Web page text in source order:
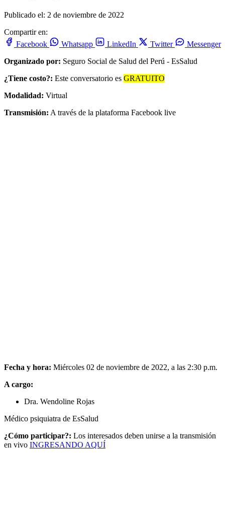
Publicado el: 2 de noviembre de 2022
Compartir en:
Facebook
Whatsapp LinkedIn Twitter
Messenger
Organizado por: Seguro Social de Salud del Perú - EsSalud
¿Tiene costo?: Este conversatorio es GRATUITO
Modalidad: Virtual
Transmisión: A través de la plataforma Facebook live
Fecha y hora: Miércoles 02 de noviembre de 2022, a las 2:30 p.m.
A cargo:
Dra. Wendoline Rojas
Médico psiquiatra de EsSalud
¿Cómo participar?: Los interesados deben unirse a la transmisión
en vivo INGRESANDO AQUÍ